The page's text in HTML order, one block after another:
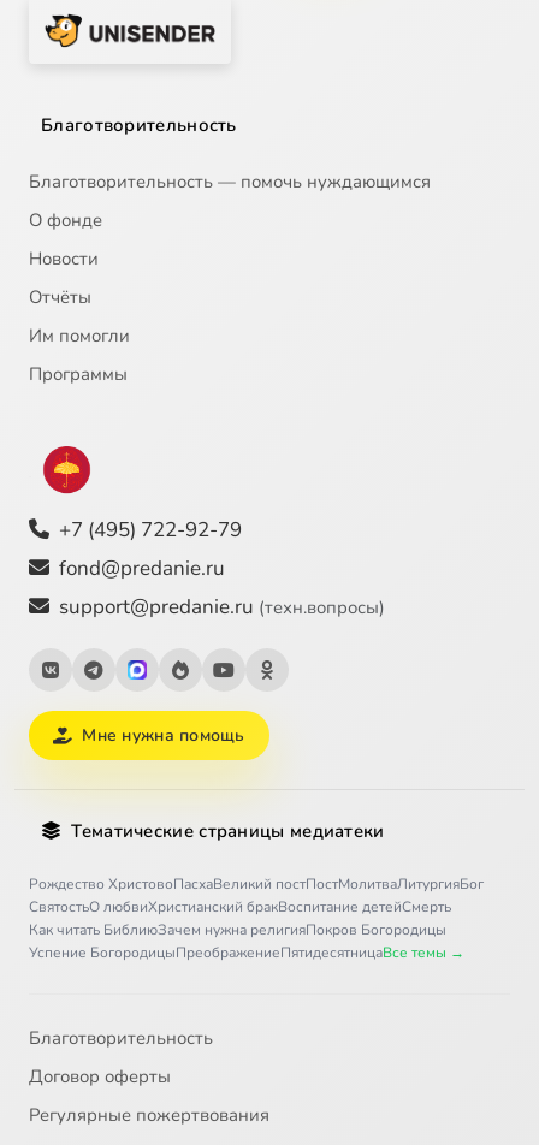
Благотворительность
Благотворительность — помочь нуждающимся
О фонде
Новости
Отчёты
Им помогли
Программы
+7 (495) 722-92-79
fond@predanie.ru
support@predanie.ru (техн.вопросы)
Мне нужна помощь
Тематические страницы медиатеки
Рождество ХристовоПасхаВеликий постПостМолитваЛитургияБог
СвятостьО любвиХристианский бракВоспитание детейСмерть
Как читать БиблиюЗачем нужна религияПокров Богородицы
Успение БогородицыПреображениеПятидесятницаВсе темы →
Благотворительность
Договор оферты
Регулярные пожертвования